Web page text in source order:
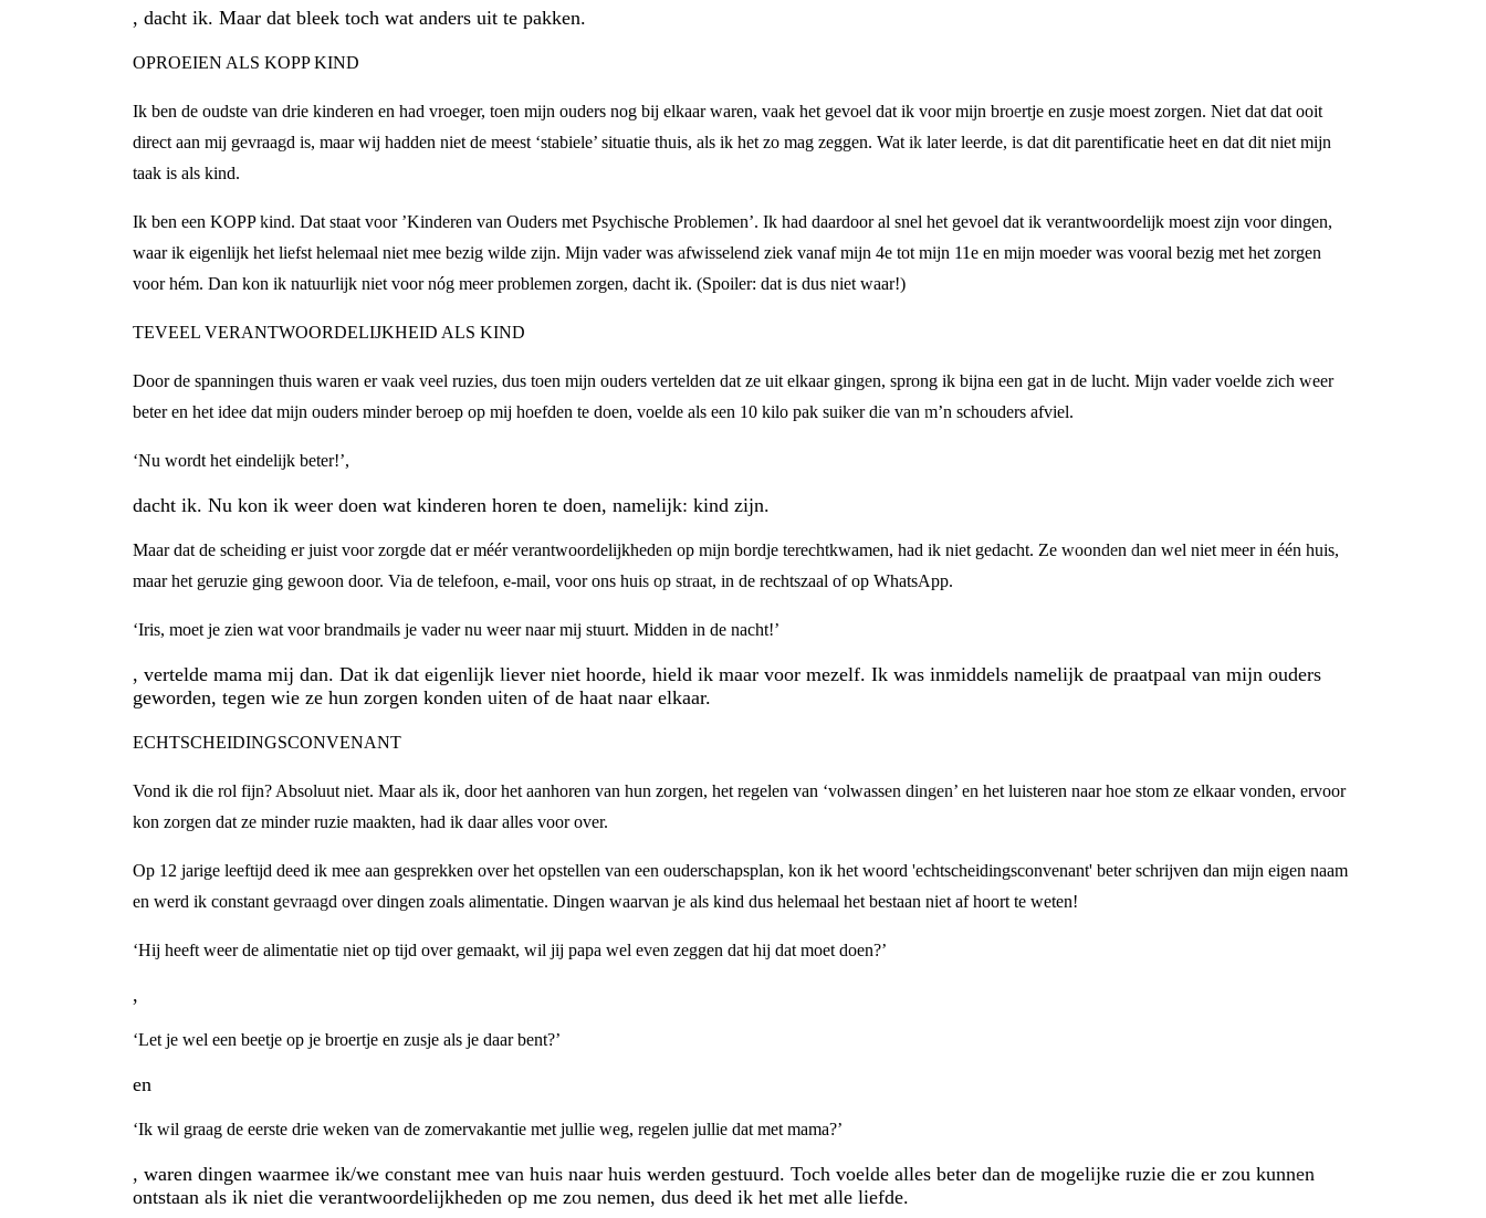
, dacht ik. Maar dat bleek toch wat anders uit te pakken.
OPROEIEN ALS KOPP KIND
Ik ben de oudste van drie kinderen en had vroeger, toen mijn ouders nog bij elkaar waren, vaak het gevoel dat ik voor mijn broertje en zusje moest zorgen. Niet dat dat ooit
direct aan mij gevraagd is, maar wij hadden niet de meest ‘stabiele’ situatie thuis, als ik het zo mag zeggen. Wat ik later leerde, is dat dit parentificatie heet en dat dit niet mijn
taak is als kind.
Ik ben een KOPP kind. Dat staat voor ’Kinderen van Ouders met Psychische Problemen’. Ik had daardoor al snel het gevoel dat ik verantwoordelijk moest zijn voor dingen,
waar ik eigenlijk het liefst helemaal niet mee bezig wilde zijn. Mijn vader was afwisselend ziek vanaf mijn 4e tot mijn 11e en mijn moeder was vooral bezig met het zorgen
voor hém. Dan kon ik natuurlijk niet voor nóg meer problemen zorgen, dacht ik. (Spoiler: dat is dus niet waar!)
TEVEEL VERANTWOORDELIJKHEID ALS KIND
Door de spanningen thuis waren er vaak veel ruzies, dus toen mijn ouders vertelden dat ze uit elkaar gingen, sprong ik bijna een gat in de lucht. Mijn vader voelde zich weer
beter en het idee dat mijn ouders minder beroep op mij hoefden te doen, voelde als een 10 kilo pak suiker die van m’n schouders afviel.
‘Nu wordt het eindelijk beter!’,
dacht ik. Nu kon ik weer doen wat kinderen horen te doen, namelijk: kind zijn.
Maar dat de scheiding er juist voor zorgde dat er méér verantwoordelijkheden op mijn bordje terechtkwamen, had ik niet gedacht. Ze woonden dan wel niet meer in één huis,
maar het geruzie ging gewoon door. Via de telefoon, e-mail, voor ons huis op straat, in de rechtszaal of op WhatsApp.
‘Iris, moet je zien wat voor brandmails je vader nu weer naar mij stuurt. Midden in de nacht!’
, vertelde mama mij dan. Dat ik dat eigenlijk liever niet hoorde, hield ik maar voor mezelf. Ik was inmiddels namelijk de praatpaal van mijn ouders
geworden, tegen wie ze hun zorgen konden uiten of de haat naar elkaar.
ECHTSCHEIDINGSCONVENANT
Vond ik die rol fijn? Absoluut niet. Maar als ik, door het aanhoren van hun zorgen, het regelen van ‘volwassen dingen’ en het luisteren naar hoe stom ze elkaar vonden, ervoor
kon zorgen dat ze minder ruzie maakten, had ik daar alles voor over.
Op 12 jarige leeftijd deed ik mee aan gesprekken over het opstellen van een ouderschapsplan, kon ik het woord 'echtscheidingsconvenant' beter schrijven dan mijn eigen naam
en werd ik constant gevraagd over dingen zoals alimentatie. Dingen waarvan je als kind dus helemaal het bestaan niet af hoort te weten!
‘Hij heeft weer de alimentatie niet op tijd over gemaakt, wil jij papa wel even zeggen dat hij dat moet doen?’
,
‘Let je wel een beetje op je broertje en zusje als je daar bent?’
en
‘Ik wil graag de eerste drie weken van de zomervakantie met jullie weg, regelen jullie dat met mama?’
, waren dingen waarmee ik/we constant mee van huis naar huis werden gestuurd. Toch voelde alles beter dan de mogelijke ruzie die er zou kunnen
ontstaan als ik niet die verantwoordelijkheden op me zou nemen, dus deed ik het met alle liefde.